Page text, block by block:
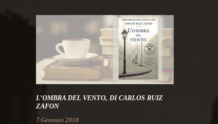
L’OMBRA DEL VENTO, DI CARLOS RUIZ
ZAFON
7 Gennaio 2018